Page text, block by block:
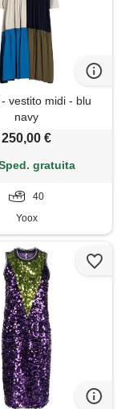
- vestito midi - blu
navy
250,00 €
gratuita
40
Yoox